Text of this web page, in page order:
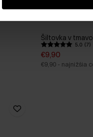
Šiltovka v
5.0 (7)
€9,90
€9,90 - najnižšia